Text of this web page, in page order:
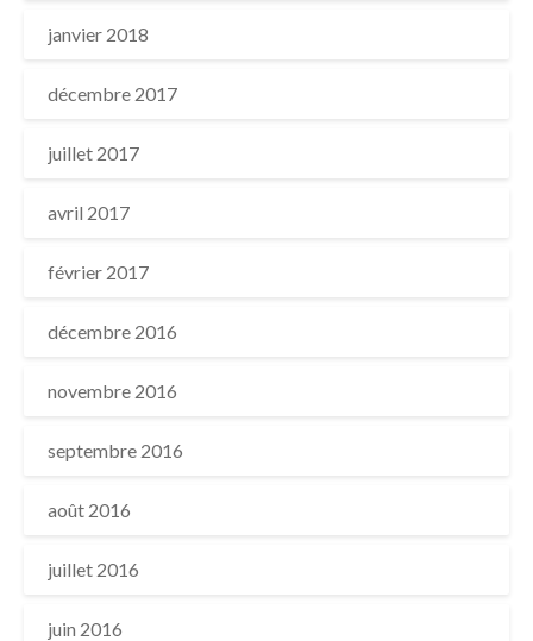
janvier 2018
décembre 2017
juillet 2017
avril 2017
février 2017
décembre 2016
novembre 2016
septembre 2016
août 2016
juillet 2016
juin 2016